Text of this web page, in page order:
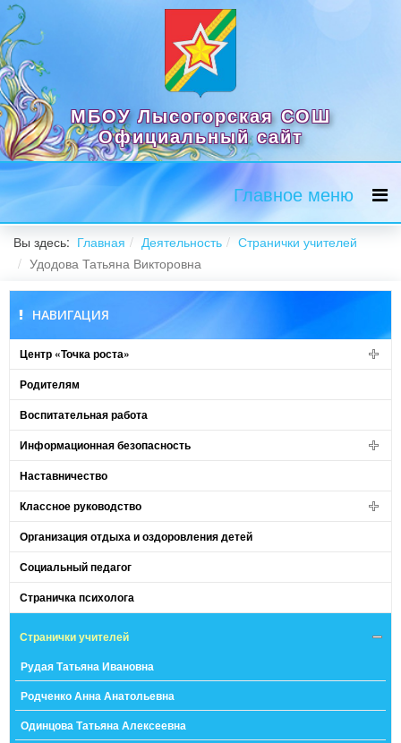
МБОУ Лысогорская СОШ
Официальный сайт
Главное меню
Вы здесь: Главная Деятельность
Странички учителей
Удодова Татьяна Викторовна
НАВИГАЦИЯ
Центр «Точка роста»
Родителям
Воспитательная работа
Информационная безопасность
Наставничество
Классное руководство
Организация отдыха и оздоровления детей
Социальный педагог
Страничка психолога
Странички учителей
Рудая Татьяна Ивановна
Родченко Анна Анатольевна
Одинцова Татьяна Алексеевна